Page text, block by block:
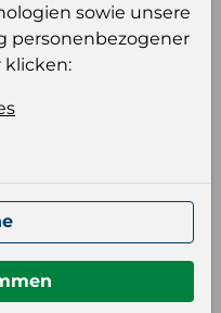
ein Format für
sowie unsere
personenbezogener
klicken: